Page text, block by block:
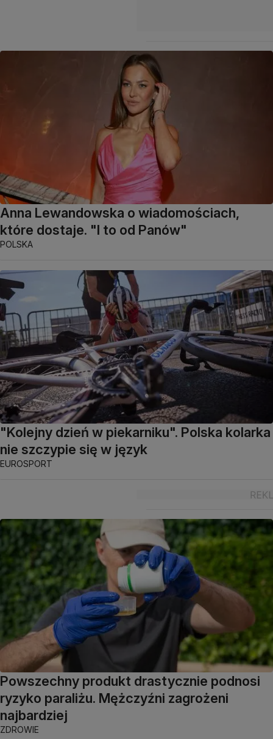
Anna Lewandowska o wiadomościach,
które dostaje. "I to od Panów"
POLSKA
"Kolejny dzień w piekarniku". Polska kolarka
nie szczypie się w język
EUROSPORT
Powszechny produkt drastycznie podnosi
ryzyko paraliżu. Mężczyźni zagrożeni
najbardziej
ZDROWIE